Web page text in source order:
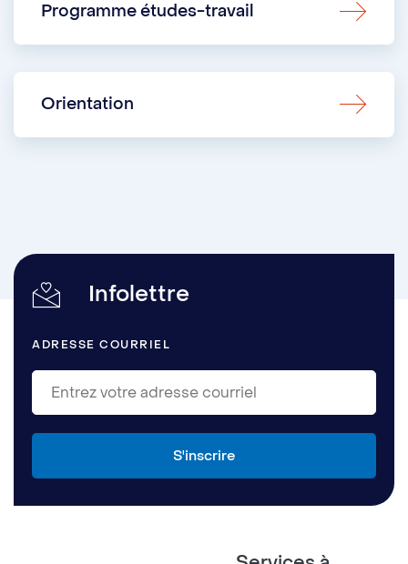
Programme études-travail
Orientation
Infolettre
ADRESSE COURRIEL